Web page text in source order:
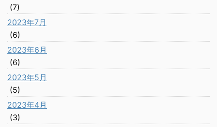
(7)
2023年7月
(6)
2023年6月
(6)
2023年5月
(5)
2023年4月
(3)